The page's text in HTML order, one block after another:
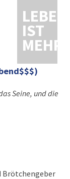
LEBEN
IST
MEHR
Seine, und die
Brötchengeber